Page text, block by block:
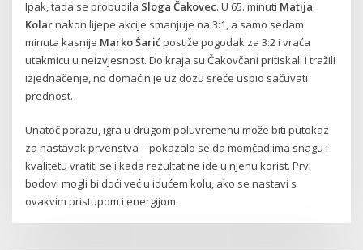
Ipak, tada se probudila Sloga Čakovec. U 65. minuti Matija
Kolarnakon lijepe akcije smanjuje na 3:1, a samo sedam
minuta kasnije Marko Šarićpostiže pogodak za 3:2 i vraća
utakmicu u neizvjesnost. Do kraja su Čakovčani pritiskali i tražili
izjednačenje, no domaćin je uz dozu sreće uspio sačuvati
prednost.
Unatoč porazu, igra u drugom poluvremenu može biti putokaz
za nastavak prvenstva – pokazalo se da momčad ima snagu i
kvalitetu vratiti se i kada rezultat ne ide u njenu korist. Prvi
bodovi mogli bi doći već u idućem kolu, ako se nastavi s
ovakvim pristupom i energijom.